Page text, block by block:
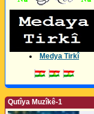
Medya Tirkî
Qutîya Muzîkê-1